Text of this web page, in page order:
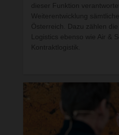
dieser Funktion
Weiterentwicklung
Österreich. Dazu zählen
Logistics ebenso wie Air &
Kontraktlogistik.